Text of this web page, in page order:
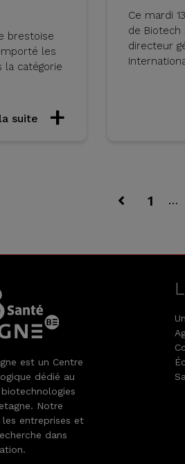
brestoise
les
la catégorie
suite
Ce mardi
de Biotech
directeur
1 …
est un Centre
dédié au
Notre
entreprises et
dans